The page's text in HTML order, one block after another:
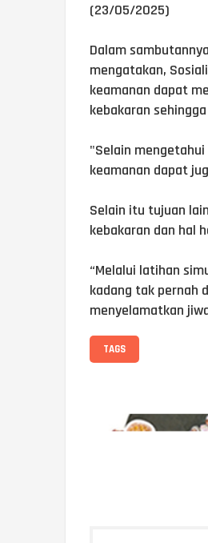
(23/05/2025)
Dalam
mengatakan,
keamanan dapat
kebakaran
"Selain
keamanan dapat
Selain itu tujuan
kebakaran dan hal
“Melalui latihan
kadang tak pernah
menyelamatkan
TAGS